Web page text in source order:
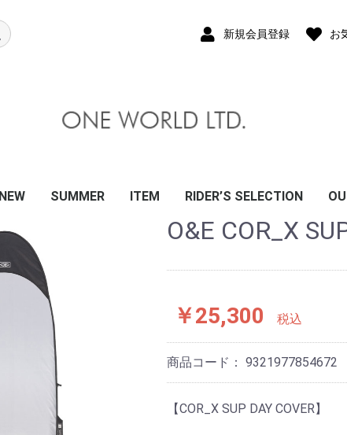
新規会員登録 お
トラクション/ステッ
リーシュコード
サーフボードフィン
ポンチョ/タオル
サーフハット/インナ
ポリタンクケース・カ
ボードケース/カバー
ハードケース/ボ
ニットケース
メンテナンス/リペア
スクレーパー/ワック
キーボックス/スタン
ハンガー/キーポケ
防水バッグ/ケース
BBアクセサリー
アパレル/雑貨
ウインターアイテム
サーフボード/ソフト
リーシュコード
トラクション/ステッ
ショート / ミッド
ファン / フィッシ
ロング / SUP
2～5本用（複数
サーフボードフィン
ハット/キャップ
ハンガー/ポンチョ/ア
防水バッグ/ケース
サーフボードラック
ワックス/リペア
サーフボードキャリア
ウエットスーツ/ブー
VEST
NEW SUMMER
日焼け止め・スキン＆
ITEM
ソフトボード
サーフボード(ハード)
O&Eウェットスーツ
デッキパッド
リーシュコード
ボードケース ハードケ
ニットケ
ボードラ
サーフワックス
スクレーパー/ワック
メンテナンス/リペア
シートカバー/キーポ
サーフポンチョ/ウェ
バケツ/ポリタンクケ
タッパー/ラッシュガ
ボードラック/ボード
フィン/関連アイテム
サングラス
サーフハット/キャッ
ビーチサンダル/リー
SUP/ギア
ボディーボード
O&Eサーフブーツ/グ
冬サーフアイテム サーフブ
サーフグ
保温イン
防寒アク
ファッション/アパレ
Tシャツ/
バッグ/ポ
雑貨/ジュ
防災/衛生用品
DVD/書籍
RIDER’S SELECTION
CONNOR O’LEARY
KANOA IGARASHI
JOSHUA MONIZ
稲葉玲王
川合美乃里
大原沙莉
大村奈央
金沢呂偉
白波瀬海来
武藤裕亮
竹宮明菜
田口頼
関口海璃
井上鷹
西村優花
伊東李安琉
O&E COR_X
￥25,300 税込
商品コード： 9321977854672
【COR_X SUP DAY COVER】